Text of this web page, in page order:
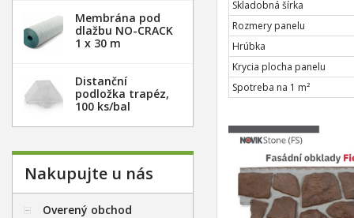
Skladobná šírka
Rozmery panelu
Hrúbka
Krycia plocha panelu
Spotreba na 1 m²
Membrána pod
dlažbu NO-CRACK
1 x 30 m
Distanční
podložka trapéz,
100 ks/bal
Nakupujte u nás
Overený obchod